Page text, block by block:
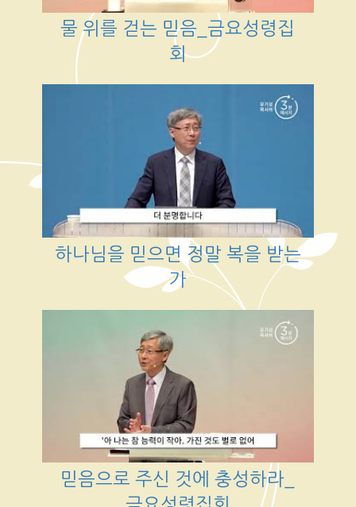
물 위를 걷는 믿음_금요성령집
회
하나님을 믿으면 정말 복을 받는
가
믿음으로 주신 것에 충성하라_